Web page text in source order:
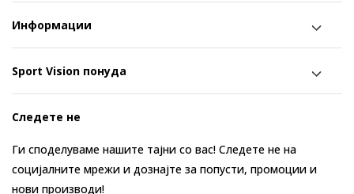
Информации
Sport Vision понуда
Следете не
Ги споделуваме нашите тајни со вас! Следете не на
социјалните мрежи и дознајте за попусти, промоции и
нови производи!